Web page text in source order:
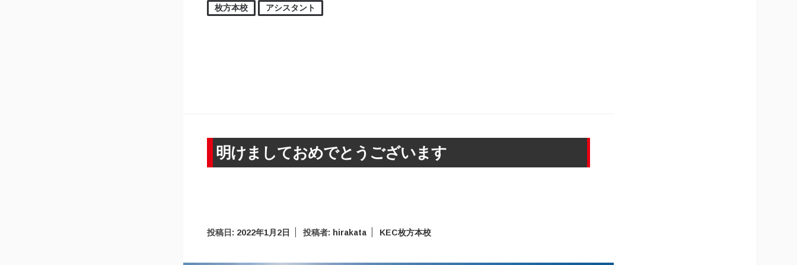
枚方本校 アシスタント
明けましておめでとうございます
投稿日: 2022年1月2日 投稿者: hirakata KEC枚方本校